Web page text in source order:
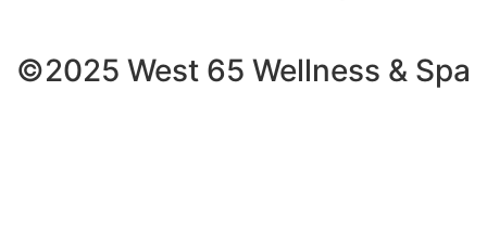
©2025 West 65 Wellness & Spa